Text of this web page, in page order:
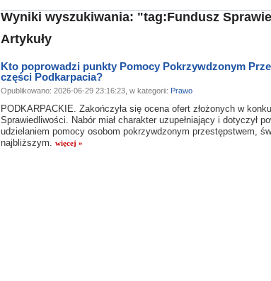
Wyniki wyszukiwania: "tag:Fundusz
Artykuły
Kto poprowadzi punkty Pomocy Pokrzywdzonym
części Podkarpacia?
Opublikowano: 2026-06-29 23:16:23, w kategorii: Prawo
PODKARPACKIE. Zakończyła się ocena ofert złożonych w
Sprawiedliwości. Nabór miał charakter uzupełniający i dotyczył
udzielaniem pomocy osobom pokrzywdzonym przestępstwem,
najbliższym. więcej »